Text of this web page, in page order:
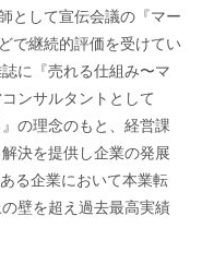
として宣伝会議の『マー
で継続的評価を受けてい
に『売れる仕組み〜マ
ンサルタントとして
の理念のもと、経営課
決を提供し企業の発展
る企業において本業転
壁を超え過去最高実績